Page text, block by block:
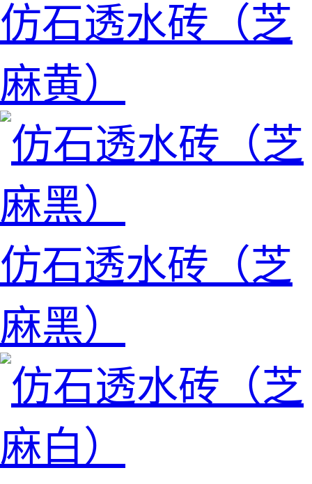
仿石透水砖（芝
麻黄）
仿石透水砖（芝
麻黑）